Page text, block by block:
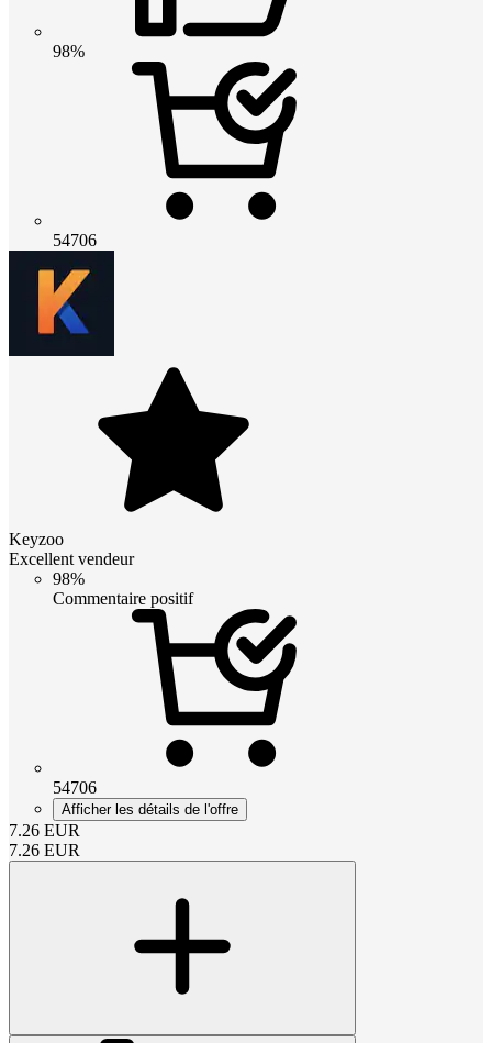
98%
54706
Keyzoo
Excellent vendeur
98%
Commentaire positif
54706
Afficher les détails de l'offre
7.26 EUR
7.26 EUR